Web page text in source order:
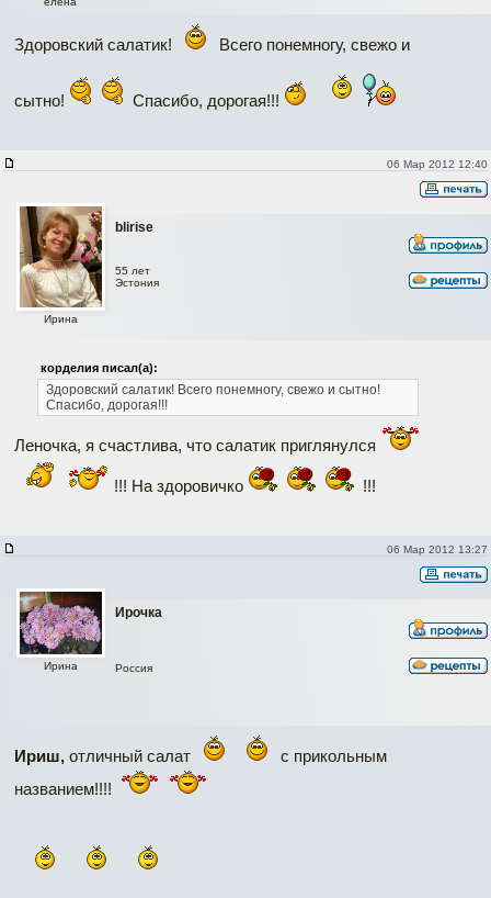
Здоровский салатик! Всего понемногу, свежо и
сытно! Спасибо, дорогая!!!
06 Мар 2012 12:40
blirise
Ирина
55 лет
Эстония
корделия писал(а):
Здоровский салатик! Всего понемногу, свежо и сытно!
Спасибо, дорогая!!!
Леночка, я счастлива, что салатик приглянулся
!!! На здоровичко !!!
06 Мар 2012 13:27
Ирочка
Ирина Россия
Ириш, отличный салат
с прикольным
названием!!!!